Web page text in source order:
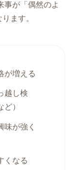
事が「偶然のよ
ます。
が増える
越し検
）
味が強く
くなる